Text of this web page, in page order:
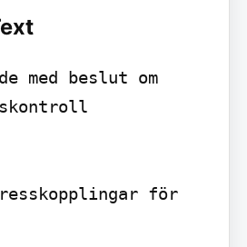
med beslut om
för